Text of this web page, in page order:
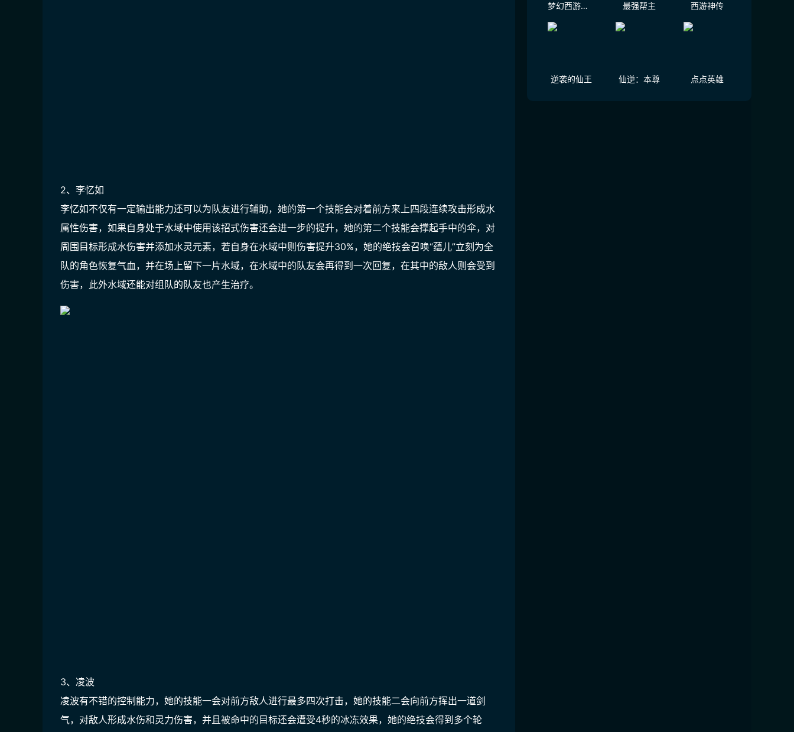
2、李忆如
李忆如不仅有一定输出能力还可以为队友进行辅助，她的第一个技能会对着前方来上四段连续攻击形成水
属性伤害，如果自身处于水域中使用该招式伤害还会进一步的提升，她的第二个技能会撑起手中的伞，对
周围目标形成水伤害并添加水灵元素，若自身在水域中则伤害提升30%，她的绝技会召唤“蕴儿”立刻为全
队的角色恢复气血，并在场上留下一片水域，在水域中的队友会再得到一次回复，在其中的敌人则会受到
伤害，此外水域还能对组队的队友也产生治疗。
3、凌波
凌波有不错的控制能力，她的技能一会对前方敌人进行最多四次打击，她的技能二会向前方挥出一道剑
气，对敌人形成水伤和灵力伤害，并且被命中的目标还会遭受4秒的冰冻效果，她的绝技会得到多个轮
梦幻西游（大陆服） 最强帮主 西游神传
逆袭的仙王 仙逆：本尊 点点英雄